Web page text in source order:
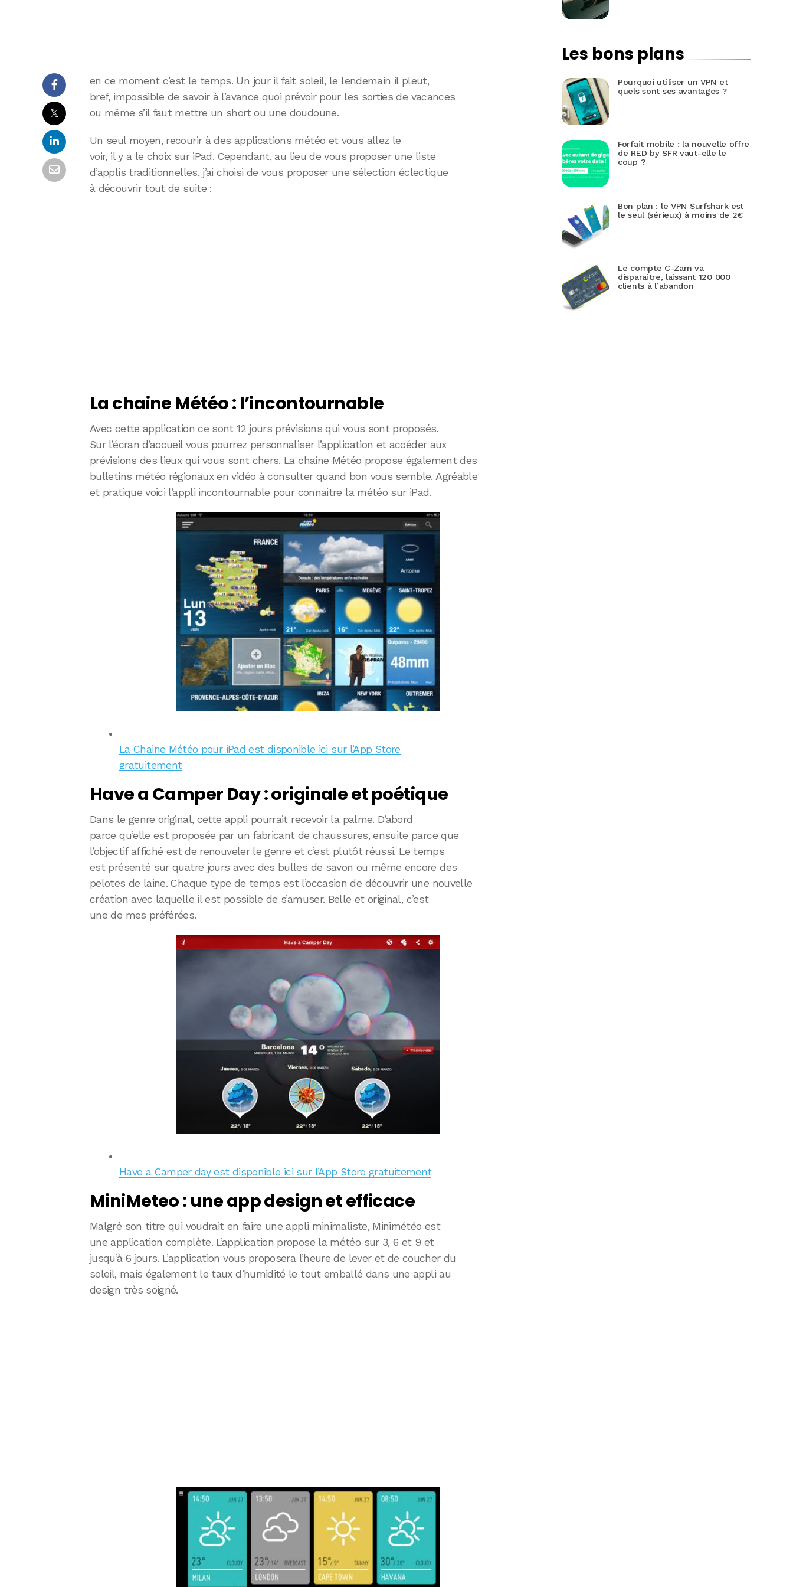
𝕏
en ce moment c’est le temps. Un jour il fait soleil, le lendemain il pleut,
bref, impossible de savoir à l’avance quoi prévoir pour les sorties de vacances
ou même s’il faut mettre un short ou une doudoune.
Un seul moyen, recourir à des applications météo et vous allez le
voir, il y a le choix sur iPad. Cependant, au lieu de vous proposer une liste
d’applis traditionnelles, j’ai choisi de vous proposer une sélection éclectique
à découvrir tout de suite :
La chaine Météo : l’incontournable
Avec cette application ce sont 12 jours prévisions qui vous sont proposés.
Sur l’écran d’accueil vous pourrez personnaliser l’application et accéder aux
prévisions des lieux qui vous sont chers. La chaine Météo propose également des
bulletins météo régionaux en vidéo à consulter quand bon vous semble. Agréable
et pratique voici l’appli incontournable pour connaitre la météo sur iPad.
La Chaine Météo pour iPad est disponible ici sur l’App Store
gratuitement
Have a Camper Day : originale et poétique
Dans le genre original, cette appli pourrait recevoir la palme. D’abord
parce qu’elle est proposée par un fabricant de chaussures, ensuite parce que
l’objectif affiché est de renouveler le genre et c’est plutôt réussi. Le temps
est présenté sur quatre jours avec des bulles de savon ou même encore des
pelotes de laine. Chaque type de temps est l’occasion de découvrir une nouvelle
création avec laquelle il est possible de s’amuser. Belle et original, c’est
une de mes préférées.
Have a Camper day est disponible ici sur l’App Store gratuitement
MiniMeteo : une app design et efficace
Malgré son titre qui voudrait en faire une appli minimaliste, Minimétéo est
une application complète. L’application propose la météo sur 3, 6 et 9 et
jusqu’à 6 jours. L’application vous proposera l’heure de lever et de coucher du
soleil, mais également le taux d’humidité le tout emballé dans une appli au
design très soigné.
Les bons plans
Pourquoi utiliser un VPN et
quels sont ses avantages ?
Forfait mobile : la nouvelle offre
de RED by SFR vaut-elle le
coup ?
Bon plan : le VPN Surfshark est
le seul (sérieux) à moins de 2€
Le compte C-Zam va
disparaitre, laissant 120 000
clients à l’abandon